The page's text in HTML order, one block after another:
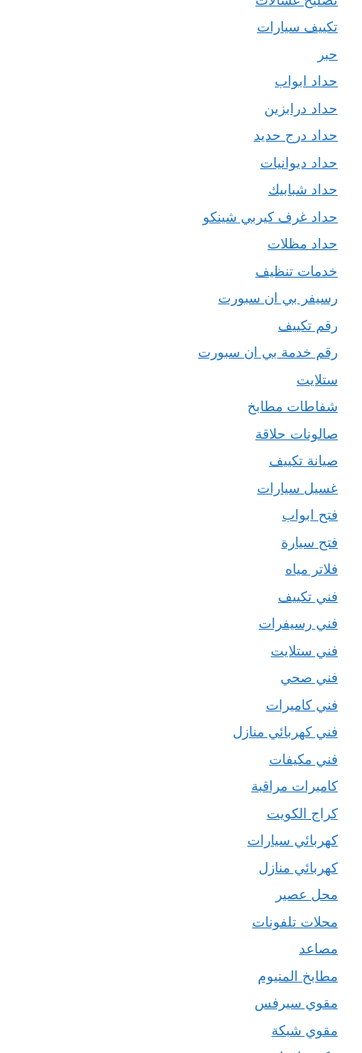
تكييف سيارات
حبر
حداد ابواب
حداد درابزين
حداد درج حديد
حداد ديوانيات
حداد شبابيك
حداد غرف كيربي شينكو
حداد مظلات
خدمات تنظيف
رسيفر بي ان سبورت
رقم تكييف
رقم خدمة بي ان سبورت
ستلايت
شفاطات مطابخ
صالونات حلاقة
صيانة تكييف
غسيل سيارات
فتح ابواب
فتح سيارة
فلاتر مياه
فني تكييف
فني رسيفرات
فني ستلايت
فني صحي
فني كاميرات
فني كهربائي منازل
فني مكيفات
كاميرات مراقبة
كراج الكويت
كهربائي سيارات
كهربائي منازل
محل عصير
محلات تلفونات
مصاعد
مطابخ المنيوم
مقوي سيرفس
مقوي شبكة